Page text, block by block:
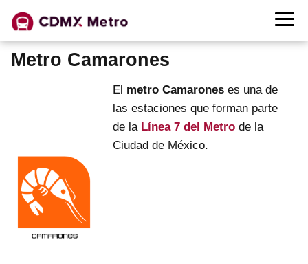
Metro Camarones
El metro Camarones es una de
las estaciones que forman parte
de la Línea 7 del Metro de la
Ciudad de México.